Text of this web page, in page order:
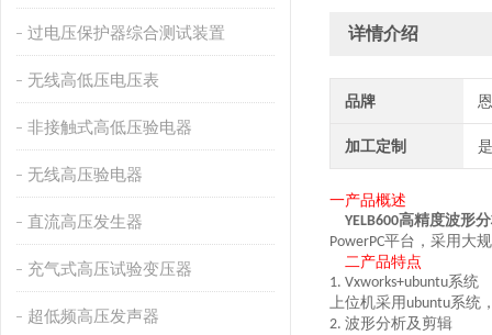
过电压保护器综合测试装置
无线高低压电压表
非接触式高低压验电器
无线高压验电器
直流高压发生器
充气式高压试验变压器
超低频高压发声器
详情介绍
品牌
加工定制
一产品概述
YELB600高精度波形
PowerPC平台，采用大
二产品特点
1. Vxworks+ubuntu系统
上位机采用 ubuntu系统
2. 波形分析及剪辑